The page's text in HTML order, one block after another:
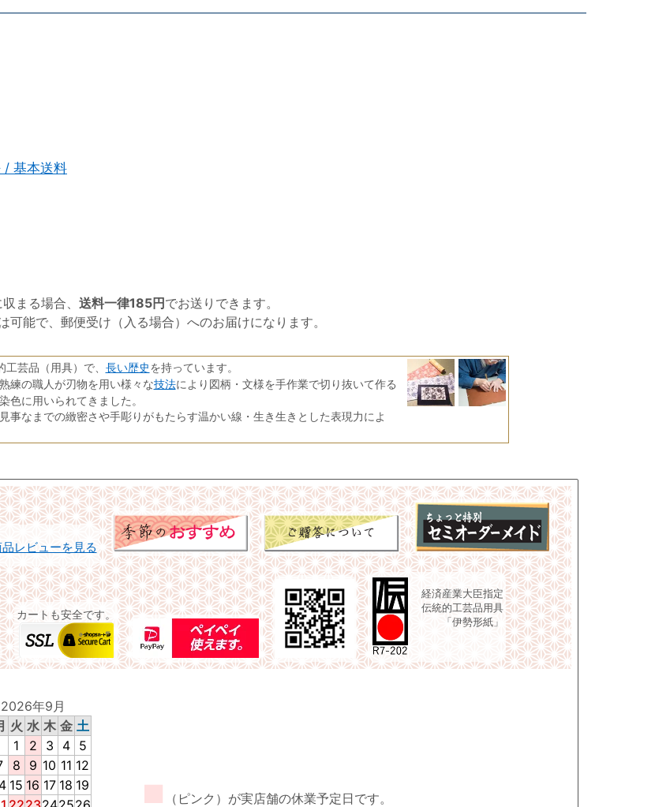
/ 基本送料
収まる場合、 送料一律185円 でお送りできます。
能で、郵便受け（入る場合）へのお届けになります。
芸品（用具）で、 長い歴史を持っています。
練の職人が刃物を用い様々な技法により図柄・文様を手作業で切り抜いて作る
色に用いられてきました。
事なまでの緻密さや手彫りがもたらす温かい線・生き生きとした表現力によ
レビューを見る
カートも安全です。
経済産業大臣指定
伝統的工芸品用具
「伊勢形紙」
2026年9月
火 水 木 金 土
1
2 3 4
5
8 9 10 11 12
15 16 17 18 19
■ （ピンク）が実店舗の休業予定日です。